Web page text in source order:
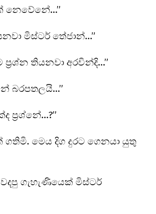
නෙවේනේ…”
මිස්ටර් තේජාන්…”
ප්‍රශ්න තියනවා අරවින්දි…”
බරපතලයි…”
ප්‍රශ්නේ…?”
ගතිමි. මෙය දිග දුරට ගෙනයා යුතු
ගැහැණියෙක් මිස්ටර්